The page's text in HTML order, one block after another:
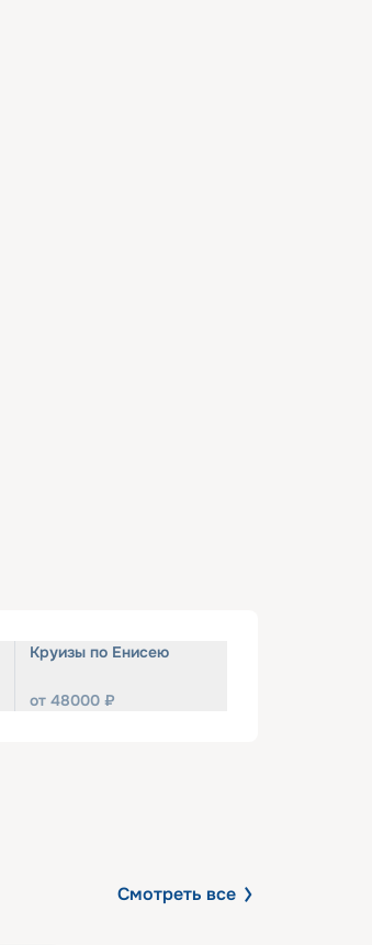
Круизы по Енисею
от 48000 ₽
Смотреть все